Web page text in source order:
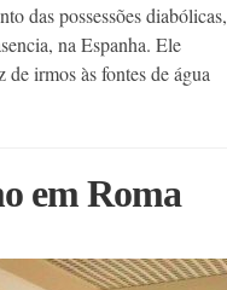
das possessões diabólicas,
na Espanha. Ele
irmos às fontes de água
em Roma